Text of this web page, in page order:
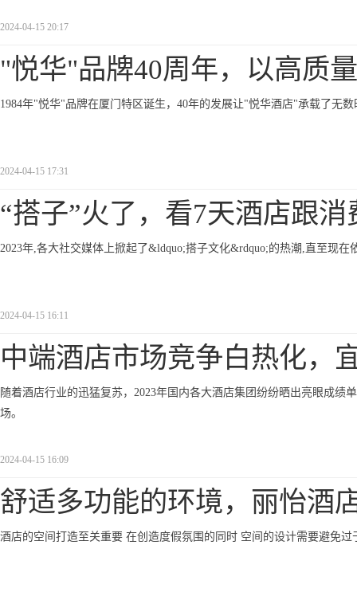
2024-04-15 20:17
"悦华"品牌40周年，以高质
1984年"悦华"品牌在厦门特区诞生，40年的发展让"悦华酒店"承载了无
2024-04-15 17:31
“搭子”火了，看7天酒店跟消
2023年,各大社交媒体上掀起了&ldquo;搭子文化&rdquo;的热潮,直至现在
2024-04-15 16:11
中端酒店市场竞争白热化，
随着酒店行业的迅猛复苏，2023年国内各大酒店集团纷纷晒出亮眼成
场。
2024-04-15 16:09
舒适多功能的环境，丽怡酒
酒店的空间打造至关重要 在创造度假氛围的同时 空间的设计需要避免过